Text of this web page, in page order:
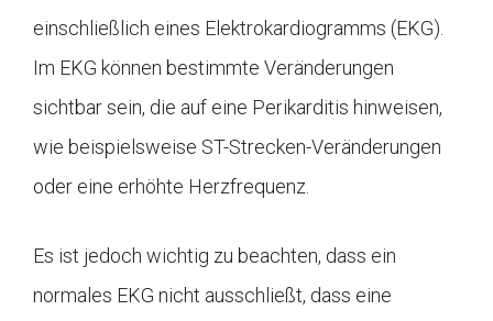
einschließlich eines Elektrokardiogramms (EKG).
Im EKG können bestimmte Veränderungen
sichtbar sein, die auf eine Perikarditis hinweisen,
wie beispielsweise ST-Strecken-Veränderungen
oder eine erhöhte Herzfrequenz.
Es ist jedoch wichtig zu beachten, dass ein
normales EKG nicht ausschließt, dass eine